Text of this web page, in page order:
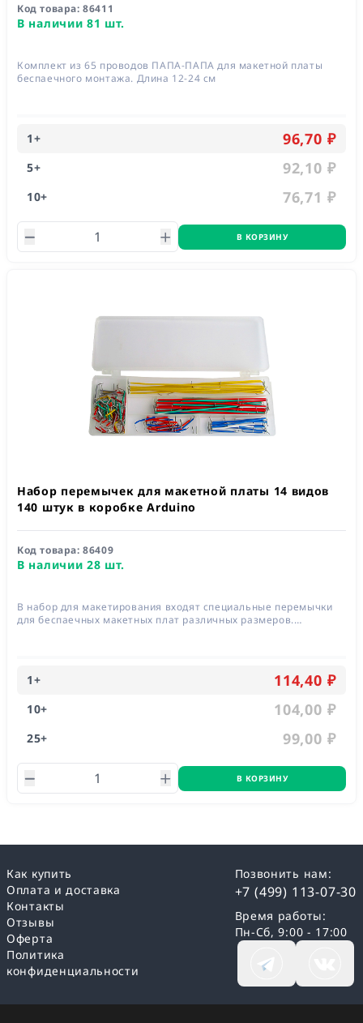
Код товара:86411
В наличии 81 шт.
Комплект из 65 проводов ПАПА-ПАПА для макетной платы
беспаечного монтажа. Длина 12-24 см
1+ 96,70 ₽
5+ 92,10 ₽
10+ 76,71 ₽
В КОРЗИНУ
Набор перемычек для макетной платы 14 видов
140 штук в коробке Arduino
Код товара:86409
В наличии 28 шт.
В набор для макетирования входят специальные перемычки
для беспаечных макетных плат различных размеров.
(2,5,7,10,12,15,17,20,22,25,50,75,100,125 мм).
1+ 114,40 ₽
10+ 104,00 ₽
25+ 99,00 ₽
В КОРЗИНУ
Как купить
Оплата и доставка
Контакты
Отзывы
Оферта
Политика
конфиденциальности
Позвонить нам:
+7 (499) 113-07-30
Время работы:
Пн-Сб, 9:00 - 17:00